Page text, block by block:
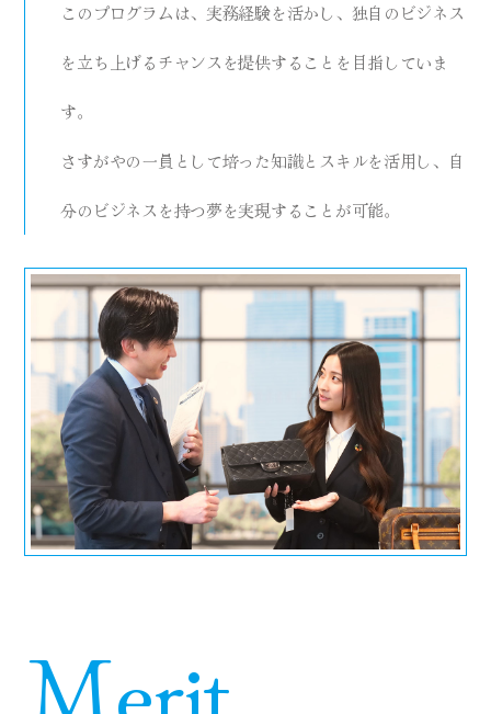
このプログラムは、実務経験を活かし、独自のビジネス
を立ち上げるチャンスを提供することを目指していま
す。
さすがやの一員として培った知識とスキルを活用し、自
分のビジネスを持つ夢を実現することが可能。
Merit